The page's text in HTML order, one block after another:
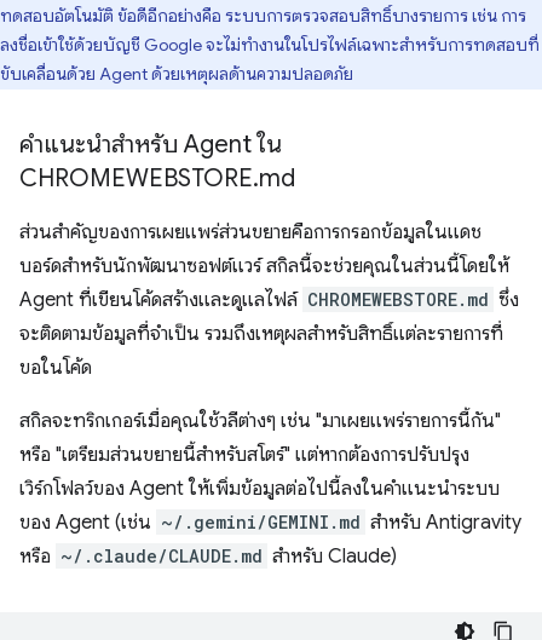
ทดสอบอัตโนมัติ ข้อดีอีกอย่างคือ ระบบการตรวจสอบสิทธิ์บางรายการ เช่น การ
ลงชื่อเข้าใช้ด้วยบัญชี Google จะไม่ทำงานในโปรไฟล์เฉพาะสำหรับการทดสอบที่
ขับเคลื่อนด้วย Agent ด้วยเหตุผลด้านความปลอดภัย
คำแนะนำสำหรับ Agent ใน
CHROMEWEBSTORE.md
ส่วนสำคัญของการเผยแพร่ส่วนขยายคือการกรอกข้อมูลในแดช
บอร์ดสำหรับนักพัฒนาซอฟต์แวร์ สกิลนี้จะช่วยคุณในส่วนนี้โดยให้
Agent ที่เขียนโค้ดสร้างและดูแลไฟล์ CHROMEWEBSTORE.md ซึ่ง
จะติดตามข้อมูลที่จำเป็น รวมถึงเหตุผลสำหรับสิทธิ์แต่ละรายการที่
ขอในโค้ด
สกิลจะทริกเกอร์เมื่อคุณใช้วลีต่างๆ เช่น "มาเผยแพร่รายการนี้กัน"
หรือ "เตรียมส่วนขยายนี้สำหรับสโตร์" แต่หากต้องการปรับปรุง
เวิร์กโฟลว์ของ Agent ให้เพิ่มข้อมูลต่อไปนี้ลงในคำแนะนำระบบ
ของ Agent (เช่น ~/.gemini/GEMINI.md สำหรับ Antigravity
หรือ ~/.claude/CLAUDE.md สำหรับ Claude)